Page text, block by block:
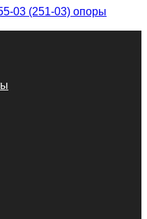
03 (251-03) опоры